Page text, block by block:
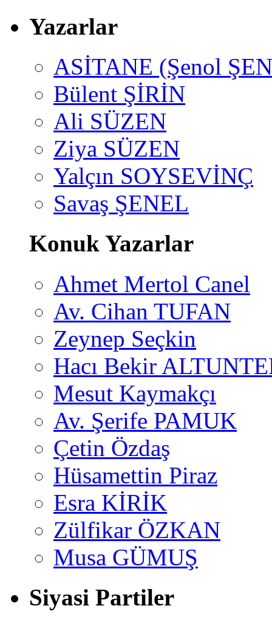
Yazarlar
ASİTANE (Şenol
Bülent ŞİRİN
Ali SÜZEN
Ziya SÜZEN
Yalçın SOYSEVİNÇ
Savaş ŞENEL
Konuk Yazarlar
Ahmet Mertol Canel
Av. Cihan TUFAN
Zeynep Seçkin
Hacı Bekir
Mesut Kaymakçı
Av. Şerife PAMUK
Çetin Özdaş
Hüsamettin Piraz
Esra KİRİK
Zülfikar ÖZKAN
Musa GÜMUŞ
Siyasi Partiler